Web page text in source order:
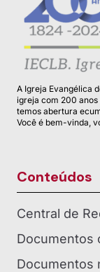
A Igreja Evangélica
igreja com 200 anos
temos abertura
Você é bem-vinda,
Conteúdos
Central de
Documentos
Documentos